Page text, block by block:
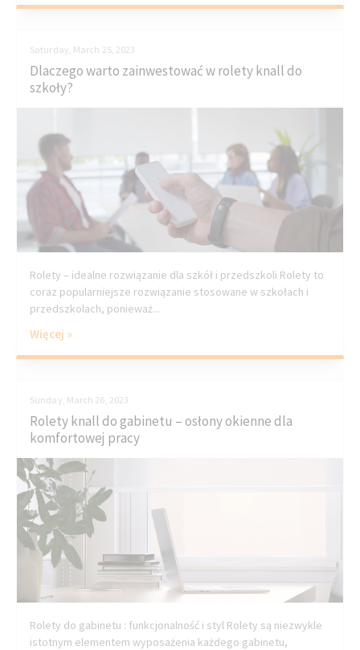
Saturday, March 25, 2023
Dlaczego warto zainwestować w rolety knall do
szkoły?
Rolety – idealne rozwiązanie dla szkół i przedszkoli Rolety to
coraz popularniejsze rozwiązanie stosowane w szkołach i
przedszkolach, ponieważ...
Więcej »
Sunday, March 26, 2023
Rolety knall do gabinetu – osłony okienne dla
komfortowej pracy
Rolety do gabinetu : funkcjonalność i styl Rolety są niezwykle
istotnym elementem wyposażenia każdego gabinetu,